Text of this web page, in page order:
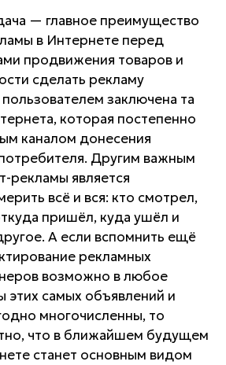
— главное преимущество
в Интернете перед
продвижения товаров и
сделать рекламу
заключена та
которая постепенно
каналом донесения
Другим важным
рекламы является
всё и вся: кто смотрел,
пришёл, куда ушёл и
А если вспомнить ещё
рекламных
возможно в любое
этих самых объявлений и
многочисленны, то
что в ближайшем будущем
станет основным видом